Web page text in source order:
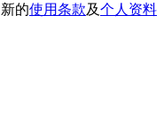
的使用条款及个人资料